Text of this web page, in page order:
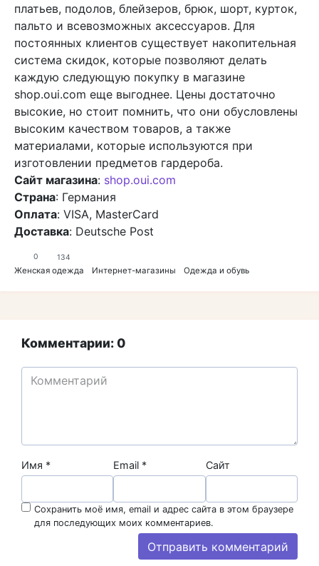
платьев, подолов, блейзеров, брюк, шорт, курток,
пальто и всевозможных аксессуаров. Для
постоянных клиентов существует накопительная
система скидок, которые позволяют делать
каждую следующую покупку в магазине
shop.oui.com еще выгоднее. Цены достаточно
высокие, но стоит помнить, что они обусловлены
высоким качеством товаров, а также
материалами, которые используются при
изготовлении предметов гардероба.
Сайт магазина: shop.oui.com
Страна: Германия
Оплата: VISA, MasterCard
Доставка: Deutsche Post
0 134
Женская одежда Интернет-магазины Одежда и обувь
Комментарии: 0
Имя * Email * Сайт
Сохранить моё имя, email и адрес сайта в этом браузере
для последующих моих комментариев.